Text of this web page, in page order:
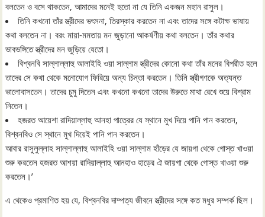
বলতেন ও বসে থাকতেন, আমাদের মনেই হতো না যে তিনি একজন মহান রাসুল।
তিনি কখনো তাঁর স্ত্রীদের ভৎসনা, তিরস্কার করতেন না এবং তাদের সঙ্গে কটাক্ষ ভাষায়
কথা বলতেন না। বরং মায়া-মমতায় মন জুড়ানো আকর্ষণীয় কথা বলতেন। তাঁর কথার
ভাবভঙ্গিতে স্ত্রীদের মন জুড়িয়ে যেতো।
বিশ্বনবি সাল্লাল্লাহু আলাইহি ওয়া সাল্লাম স্ত্রীদের কোনো কথা তাঁর মনের বিপরীত হলে
তাদের সে কথা থেকে মনোযোগ ফিরিয়ে অন্য চিন্তা করতেন। তিনি স্ত্রীগণকে অত্যন্ত
ভালোবাসতেন। তাদের চুমু দিতেন এবং কখনো কখনো তাদের উরুতে মাথা রেখে শুয়ে বিশ্রাম
নিতেন।
হজরত আয়েশা রাদিয়াল্লাহু আনহা পাত্রের যে স্থানে মুখ দিয়ে পানি পান করতেন,
বিশ্বনবিও সে স্থানে মুখ দিয়েই পানি পান করতেন।
আবার রাসুলুল্লাহ সাল্লাল্লাহু আলাইহি ওয়া সাল্লাম হাঁড়ের যে জায়গা থেকে গোস্ত খাওয়া
শুরু করতেন হজরত আশয়া রাদিয়াল্লাহু আনহাও হাড়ের ঐ জায়গা থেকে গোস্ত খাওয়া শুরু
করতেন।’
এ থেকেও প্রমাণিত হয় যে, বিশ্বনবির দাম্পত্য জীবনে স্ত্রীদের সঙ্গে কত মধুর সম্পর্ক ছিল।